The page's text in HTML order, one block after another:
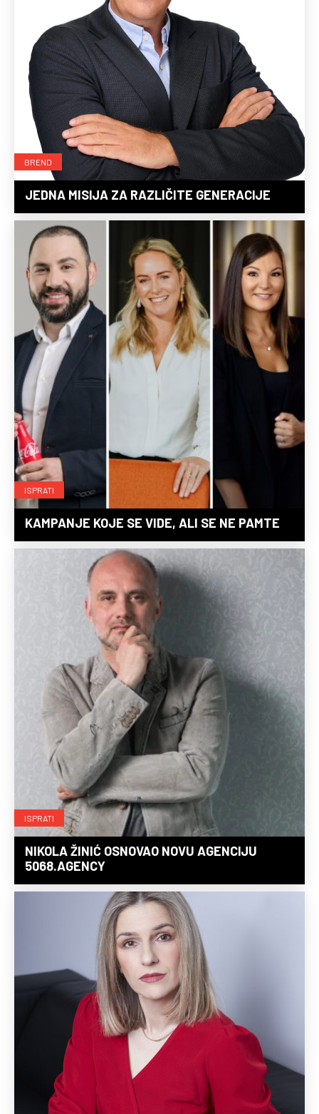
BREND
JEDNA MISIJA ZA RAZLIČITE GENERACIJE
ISPRATI
KAMPANJE KOJE SE VIDE, ALI SE NE PAMTE
ISPRATI
NIKOLA ŽINIĆ OSNOVAO NOVU AGENCIJU
5068.AGENCY